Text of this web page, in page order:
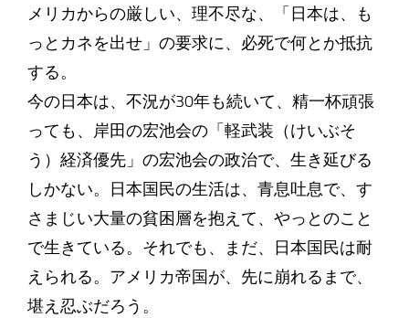
メリカからの厳しい、理不尽な、「日本は、も
っとカネを出せ」の要求に、必死で何とか抵抗
する。
今の日本は、不況が30年も続いて、精一杯頑張
っても、岸田の宏池会の「軽武装（けいぶそ
う）経済優先」の宏池会の政治で、生き延びる
しかない。日本国民の生活は、青息吐息で、す
さまじい大量の貧困層を抱えて、やっとのこと
で生きている。それでも、まだ、日本国民は耐
えられる。アメリカ帝国が、先に崩れるまで、
堪え忍ぶだろう。